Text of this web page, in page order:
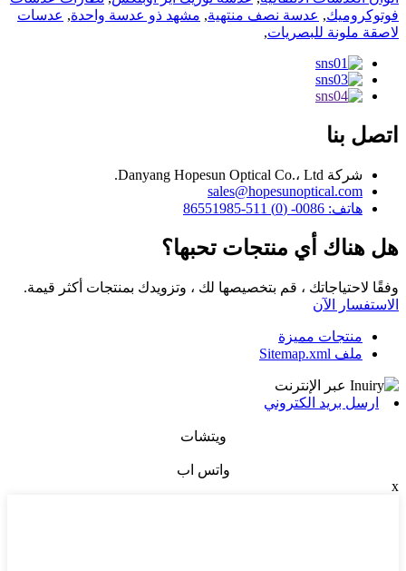
فوتوكروميك, عدسة نصف منتهية, مشهد ذو عدسة واحدة, عدسات
لاصقة ملونة للبصريات,
اتصل بنا
شركة Danyang Hopesun Optical Co.، Ltd.
sales@hopesunoptical.com
هاتف: 0086- (0) 511-86551985
هل هناك أي منتجات تحبها؟
وفقًا لاحتياجاتك ، قم بتخصيصها لك ، وتزويدك بمنتجات أكثر قيمة.
الاستفسار الآن
منتجات مميزة
ملف Sitemap.xml
ارسل بريد الكتروني
ويتشات
واتس اب
x